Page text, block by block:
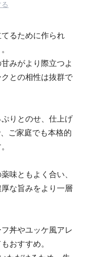
るために作られ
みがより際立つよ
との相性は抜群で
りとのせ、仕上げ
ご家庭でも本格的
味ともよく合い、
な旨みをより一層
丼やユッケ風アレ
おすすめ。